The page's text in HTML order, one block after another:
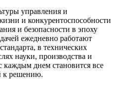
управления и
и конкурентоспособности
и безопасности в эпоху
ежедневно работают
в технических
науки, производства и
каждым днем становится все
к решению.